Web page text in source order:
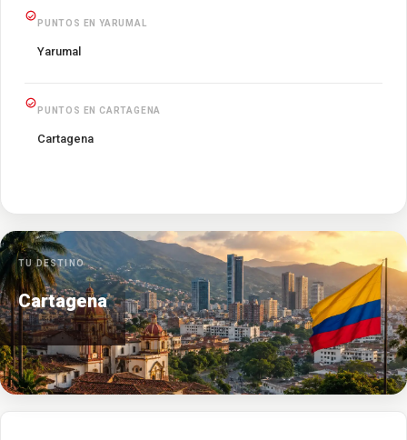
PUNTOS EN YARUMAL
Yarumal
PUNTOS EN CARTAGENA
Cartagena
TU DESTINO
Cartagena